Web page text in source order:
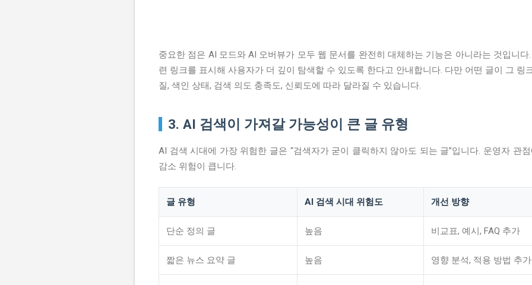
중요한 점은 AI 모드와 AI 오버뷰가 모두 웹 문서를 완전히 대체하는 기능은 아니라는 것입니
련 링크를 표시해 사용자가 더 깊이 탐색할 수 있도록 한다고 안내합니다. 다만 어떤 글이 그 링
질, 색인 상태, 검색 의도 충족도, 신뢰도에 따라 달라질 수 있습니다.
3. AI 검색이 가져갈 가능성이 큰 글 유형
AI 검색 시대에 가장 위험한 글은 “검색자가 굳이 클릭하지 않아도 되는 글”입니다. 운영자 관
감소 위험이 큽니다.
글 유형 AI 검색 시대 위험도 개선 방향
단순 정의 글 높음 비교표, 예시, FAQ 추가
짧은 뉴스 요약 글 높음 영향 분석, 적용 방법 추가